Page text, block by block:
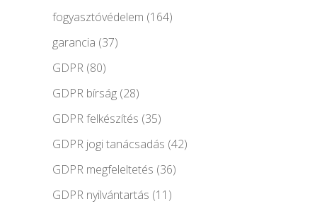
fogyasztóvédelem (164)
garancia (37)
GDPR (80)
GDPR bírság (28)
GDPR felkészítés (35)
GDPR jogi tanácsadás (42)
GDPR megfeleltetés (36)
GDPR nyilvántartás (11)